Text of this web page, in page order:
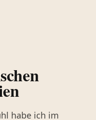
habe ich im